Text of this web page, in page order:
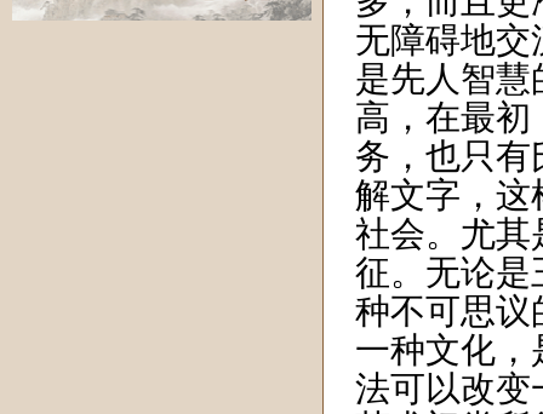
无障碍地交
是先人智慧
高，在最初
务，也只有
解文字，这
社会。尤其
征。无论是
种不可思议
一种文化，
法可以改变